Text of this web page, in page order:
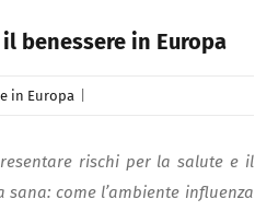
benessere in Europa
in Europa
rischi per la salute e il
come l’ambiente influenza